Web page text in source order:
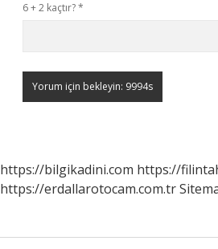
6 + 2 kaçtır?*
https://bilgikadini.com https://
https://erdallarotocam.com.tr